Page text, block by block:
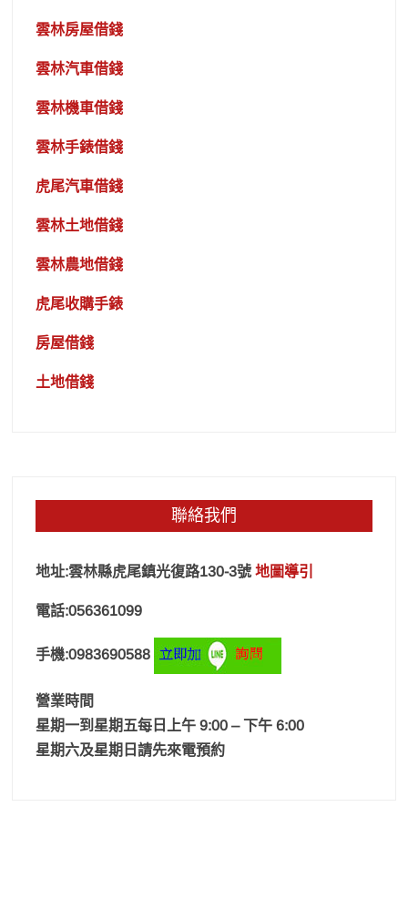
雲林房屋借錢
雲林汽車借錢
雲林機車借錢
雲林手錶借錢
虎尾汽車借錢
雲林土地借錢
雲林農地借錢
虎尾收購手錶
房屋借錢
土地借錢
聯絡我們
地址:雲林縣虎尾鎮光復路130-3號地圖導引
電話:056361099
手機:0983690588
營業時間
星期一到星期五每日上午 9:00 – 下午 6:00
星期六及星期日請先來電預約